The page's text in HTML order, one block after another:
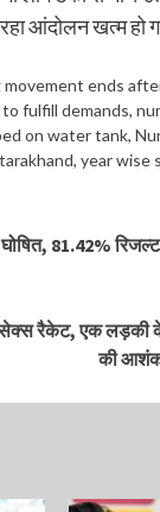
आंदोलन खत्म हो
movement ends
fulfill demands,
on water tank,
, year wise
81.42%
रैकेट, एक लड़की
की